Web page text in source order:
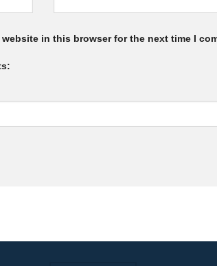
website in this browser for the next time I